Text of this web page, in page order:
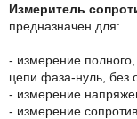
Измеритель
предназначен для:
- измерение полного,
цепи фаза-нуль, без
- измерение
- измерение